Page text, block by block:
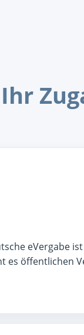
Ihr
eVergabe
es öffentlichen